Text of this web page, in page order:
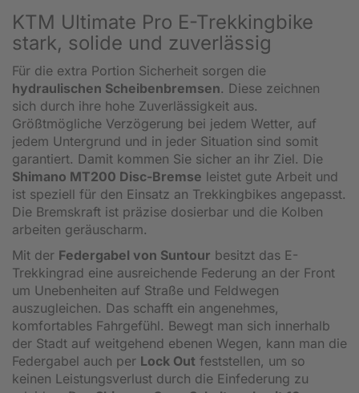
KTM Ultimate Pro E-Trekkingbike
stark, solide und zuverlässig
Für die extra Portion Sicherheit sorgen die
hydraulischen Scheibenbremsen. Diese zeichnen
sich durch ihre hohe Zuverlässigkeit aus.
Größtmögliche Verzögerung bei jedem Wetter, auf
jedem Untergrund und in jeder Situation sind somit
garantiert. Damit kommen Sie sicher an ihr Ziel. Die
Shimano MT200 Disc-Bremse leistet gute Arbeit und
ist speziell für den Einsatz an Trekkingbikes angepasst.
Die Bremskraft ist präzise dosierbar und die Kolben
arbeiten geräuscharm.
Mit der Federgabel von Suntour besitzt das E-
Trekkingrad eine ausreichende Federung an der Front
um Unebenheiten auf Straße und Feldwegen
auszugleichen. Das schafft ein angenehmes,
komfortables Fahrgefühl. Bewegt man sich innerhalb
der Stadt auf weitgehend ebenen Wegen, kann man die
Federgabel auch per Lock Out feststellen, um so
keinen Leistungsverlust durch die Einfederung zu